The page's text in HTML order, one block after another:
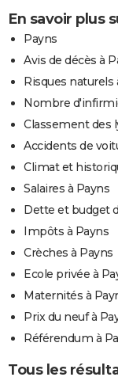
En savoir plus
Payns
Avis de décès à
Risques naturels
Nombre
Classement des
Accidents de
Climat et
Salaires à Payns
Dette et budget
Impôts à Payns
Crèches à Payns
Ecole privée à
Maternités à
Prix du neuf à
Référendum à
Tous les